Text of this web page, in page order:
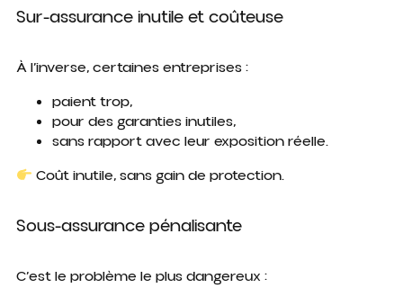
Sur-assurance inutile et coûteuse
À l’inverse, certaines entreprises :
paient trop,
pour des garanties inutiles,
sans rapport avec leur exposition réelle.
Coût inutile, sans gain de protection.
Sous-assurance pénalisante
C’est le problème le plus dangereux :